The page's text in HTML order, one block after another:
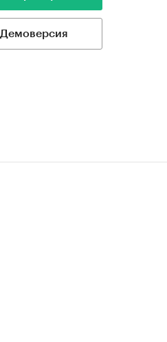
Демоверсия